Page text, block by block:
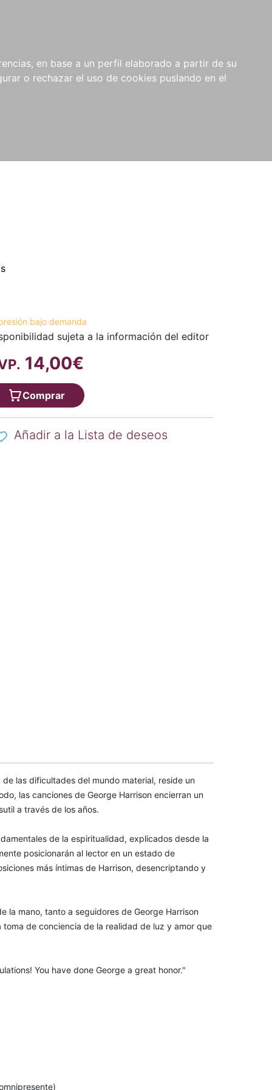
en base a un perfil elaborado a partir de su
o rechazar el uso de cookies puslando en el
NOVEDADES NOTICIAS
COMPRAS
INSTITUCIONALES
bajo demanda
sujeta a la información del editor
14,00€
Comprar
Añadir a la Lista de deseos
las dificultades del mundo material, reside un
las canciones de George Harrison encierran un
a través de los años.
de la espiritualidad, explicados desde la
posicionarán al lector en un estado de
más íntimas de Harrison, desencriptando y
la mano, tanto a seguidores de George Harrison
de conciencia de la realidad de luz y amor que
You have done George a great honor."